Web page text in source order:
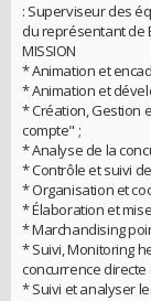
: Superviseur des
du représentant de
MISSION
* Animation et
* Animation et
* Création, Gestion
compte" ;
* Analyse de la
* Contrôle et suivi
* Organisation et
* Élaboration et
* Marchandising
* Suivi, Monitoring
concurrence directe
* Suivi et analyser